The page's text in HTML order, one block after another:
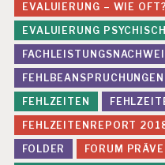
EVALUIERUNG – WIE OFT?
EVALUIERUNG
FEHLBEANSPRUCHUNGEN
FEHLZEITEN
FEHLZEITENREPORT
FOLDER
FORUM